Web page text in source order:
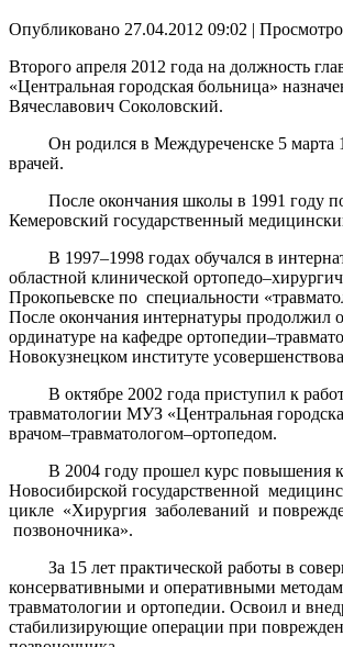
Опубликовано 27.04.2012 09:02 |
Второго апреля 2012 года на должность
«Центральная городская больница»
Вячеславович Соколовский.
Он родился в Междуреченске 5 марта
врачей.
После окончания школы в 1991 году
Кемеровский государственный
В 1997–1998 годах обучался в
областной клинической
Прокопьевске по специальности
После окончания интернатуры продолжил
ординатуре на кафедре
Новокузнецком институте
В октябре 2002 года приступил к
травматологии МУЗ «Центральная
врачом–травматологом–ортопедом.
В 2004 году прошел курс повышения
Новосибирской государственной
цикле «Хирургия заболеваний и
позвоночника».
За 15 лет практической работы в
консервативными и оперативными
травматологии и ортопедии. Освоил и
стабилизирующие операции при